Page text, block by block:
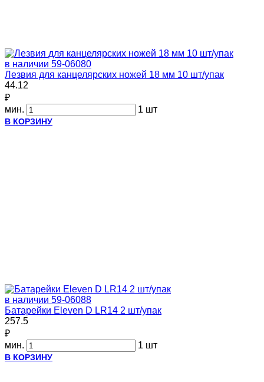
в наличии 59-06080
Лезвия для канцелярских ножей 18 мм 10 шт/упак
44.12
₽
мин.
1 шт
В КОРЗИНУ
в наличии 59-06088
Батарейки Eleven D LR14 2 шт/упак
257.5
₽
мин.
1 шт
В КОРЗИНУ